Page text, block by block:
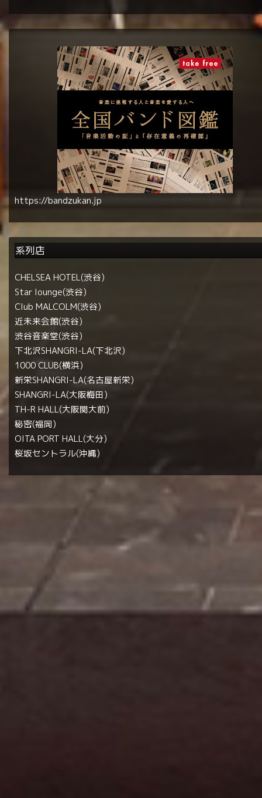
https://bandzukan.jp
系列店
CHELSEA HOTEL(渋谷)
Star lounge(渋谷)
Club MALCOLM(渋谷)
近未来会館(渋谷)
渋谷音楽堂(渋谷)
下北沢SHANGRI-LA(下北沢)
1000 CLUB(横浜)
新栄SHANGRI-LA(名古屋新栄)
SHANGRI-LA(大阪梅田)
TH-R HALL(大阪関大前)
秘密(福岡)
OITA PORT HALL(大分)
桜坂セントラル(沖縄)